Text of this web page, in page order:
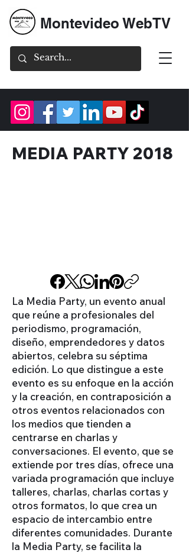
Montevideo WebTV
MEDIA PARTY 2018
La Media Party, un evento anual
que reúne a profesionales del
periodismo, programación,
diseño, emprendedores y datos
abiertos, celebra su séptima
edición. Lo que distingue a este
evento es su enfoque en la acción
y la creación, en contraposición a
otros eventos relacionados con
los medios que tienden a
centrarse en charlas y
conversaciones. El evento, que se
extiende por tres días, ofrece una
variada programación que incluye
talleres, charlas, charlas cortas y
otros formatos, lo que crea un
espacio de intercambio entre
diferentes comunidades. Durante
la Media Party, se facilita la